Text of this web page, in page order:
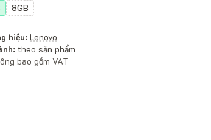
8GB
hiệu: Lenovo
theo sản phẩm
bao gồm VAT